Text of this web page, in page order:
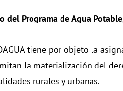
del Programa de Agua
tiene por objeto la
la materialización del
rurales y urbanas.